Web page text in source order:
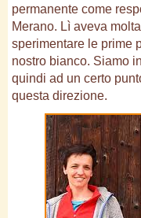
permanente come
Merano. Lì aveva
sperimentare le prime
nostro bianco. Siamo
quindi ad un certo
questa direzione.